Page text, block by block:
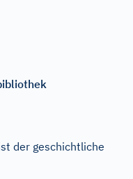
der geschichtliche